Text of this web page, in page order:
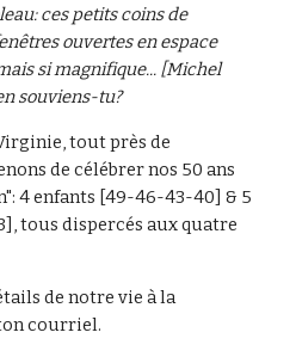
ces petits coins de
ouvertes en espace
si magnifique... [Michel
souviens-tu?
tout près de
de célébrer nos 50 ans
4 enfants [49-46-43-40] & 5
tous dispercés aux quatre
de notre vie à la
courriel.